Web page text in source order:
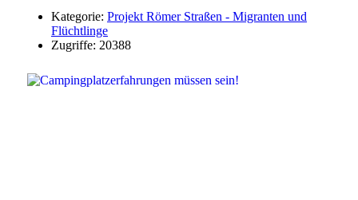
Kategorie: Projekt Römer Straßen - Migranten und
Flüchtlinge
Zugriffe: 20388